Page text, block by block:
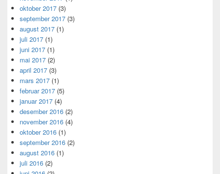
oktober 2017 (3)
september 2017 (3)
august 2017 (1)
juli 2017 (1)
juni 2017 (1)
mai 2017 (2)
april 2017 (3)
mars 2017 (1)
februar 2017 (5)
januar 2017 (4)
desember 2016 (2)
november 2016 (4)
oktober 2016 (1)
september 2016 (2)
august 2016 (1)
juli 2016 (2)